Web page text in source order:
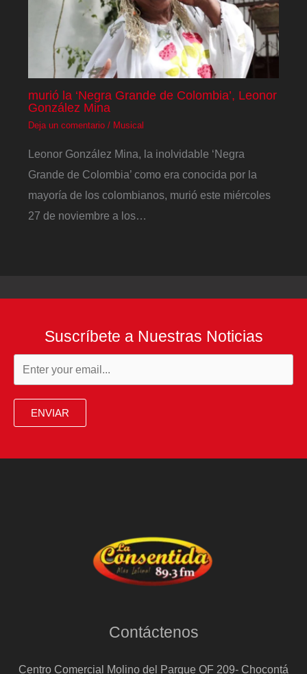
murió la ‘Negra Grande de Colombia’, Leonor
González Mina
Deja un comentario / Musical
Leonor González Mina, la inolvidable ‘Negra
Grande de Colombia’ como era conocida por la
mayoría de los colombianos, murió este miércoles
27 de noviembre a los…
Suscríbete a Nuestras Noticias
ENVIAR
Contáctenos
Centro Comercial Molino del Parque OF 209- Chocontá